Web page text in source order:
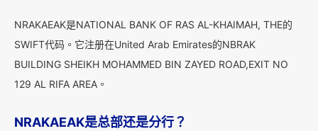
NRAKAEAK是NATIONAL BANK OF RAS AL-KHAIMAH, THE的
SWIFT代码。它注册在United Arab Emirates的NBRAK
BUILDING SHEIKH MOHAMMED BIN ZAYED ROAD,EXIT NO
129 AL RIFA AREA。
NRAKAEAK是总部还是分行？